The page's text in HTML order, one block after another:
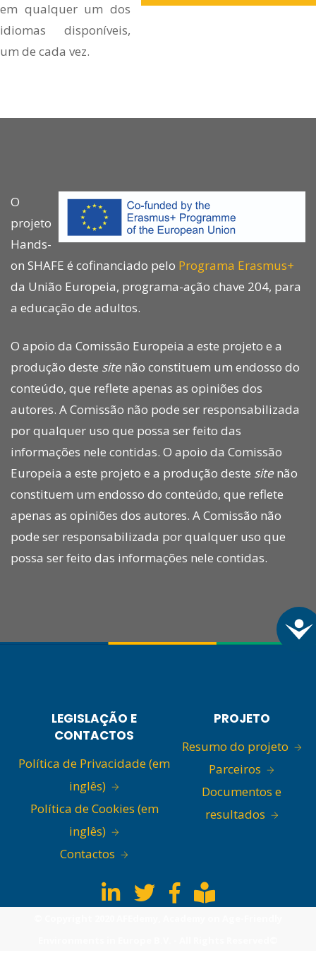
em qualquer um dos
idiomas disponíveis,
um de cada vez.
O
projeto
Hands-
on SHAFE é cofinanciado pelo Programa Erasmus+
da União Europeia, programa-ação chave 204, para
a educação de adultos.
O apoio da Comissão Europeia a este projeto e a
produção deste site não constituem um endosso do
conteúdo, que reflete apenas as opiniões dos
autores. A Comissão não pode ser responsabilizada
por qualquer uso que possa ser feito das
informações nele contidas. O apoio da Comissão
Europeia a este projeto e a produção deste site não
constituem um endosso do conteúdo, que reflete
apenas as opiniões dos autores. A Comissão não
pode ser responsabilizada por qualquer uso que
possa ser feito das informações nele contidas.
LEGISLAÇÃO E
CONTACTOS
Política de Privacidade (em
inglês)
Política de Cookies (em
inglês)
Contactos
PROJETO
Resumo do projeto
Parceiros
Documentos e
resultados